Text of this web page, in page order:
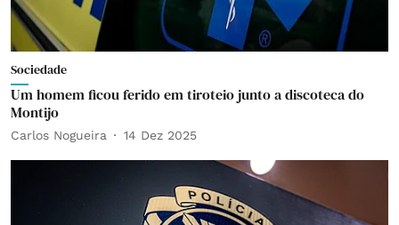
Sociedade
Um homem ficou ferido em tiroteio junto a discoteca do
Montijo
Carlos Nogueira 14 Dez 2025